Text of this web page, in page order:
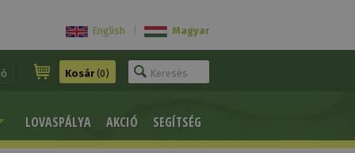
English Magyar
Kosár(0)
LOVASPÁLYA AKCIÓ SEGÍTSÉG